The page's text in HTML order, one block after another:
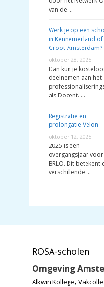
van de …
Werk je op een
in Kennemerland of
Groot-Amsterdam?
oktober 28, 2025
Dan kun je
deelnemen aan het
als Docent. …
Registratie en
prolongatie Velon
oktober 12, 2025
2025 is een
overgangsjaar voor
BRLO. Dit betekent
verschillende …
ROSA-scholen
Omgeving
Alkwin Kollege,